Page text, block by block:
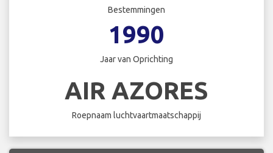
Bestemmingen
1990
Jaar van Oprichting
AIR AZORES
Roepnaam luchtvaartmaatschappij